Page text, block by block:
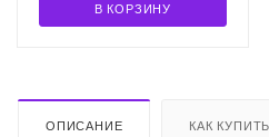
В КОРЗИНУ
ОПИСАНИЕ КАК КУПИТЬ